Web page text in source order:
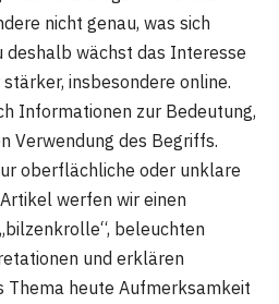
nicht genau, was sich
deshalb wächst das Interesse
insbesondere online.
Informationen zur Bedeutung,
Verwendung des Begriffs.
oberflächliche oder unklare
werfen wir einen
beleuchten
und erklären
Thema heute Aufmerksamkeit